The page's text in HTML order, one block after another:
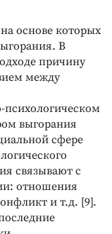
основе которых
В
причину
между
психологическом
выгорания
сфере
связывают с
отношения
и т.д. [9].